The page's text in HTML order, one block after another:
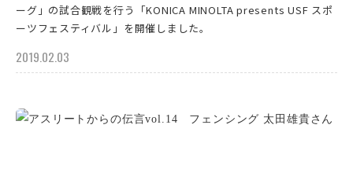
ーグ」の試合観戦を行う「KONICA MINOLTA presents USF スポ
ーツフェスティバル」を開催しました。
2019.02.03